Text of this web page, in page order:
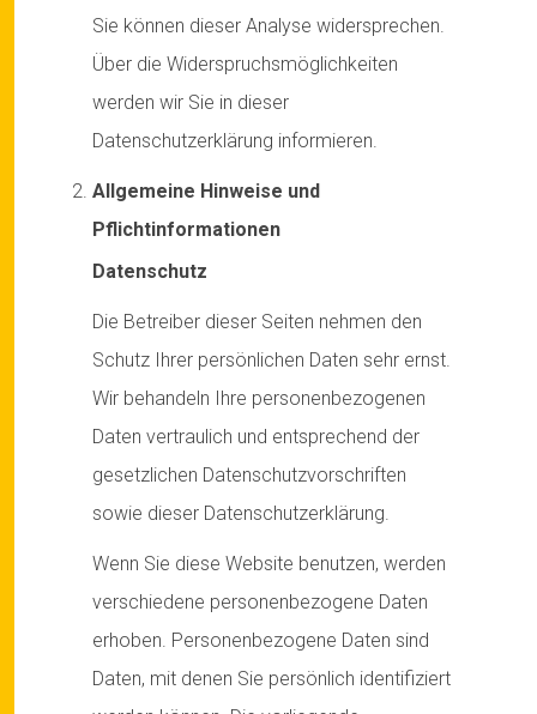
Sie können dieser Analyse widersprechen.
Über die Widerspruchsmöglichkeiten
werden wir Sie in dieser
Datenschutzerklärung informieren.
Allgemeine Hinweise und
Pflichtinformationen
Datenschutz
Die Betreiber dieser Seiten nehmen den
Schutz Ihrer persönlichen Daten sehr ernst.
Wir behandeln Ihre personenbezogenen
Daten vertraulich und entsprechend der
gesetzlichen Datenschutzvorschriften
sowie dieser Datenschutzerklärung.
Wenn Sie diese Website benutzen, werden
verschiedene personenbezogene Daten
erhoben. Personenbezogene Daten sind
Daten, mit denen Sie persönlich identifiziert